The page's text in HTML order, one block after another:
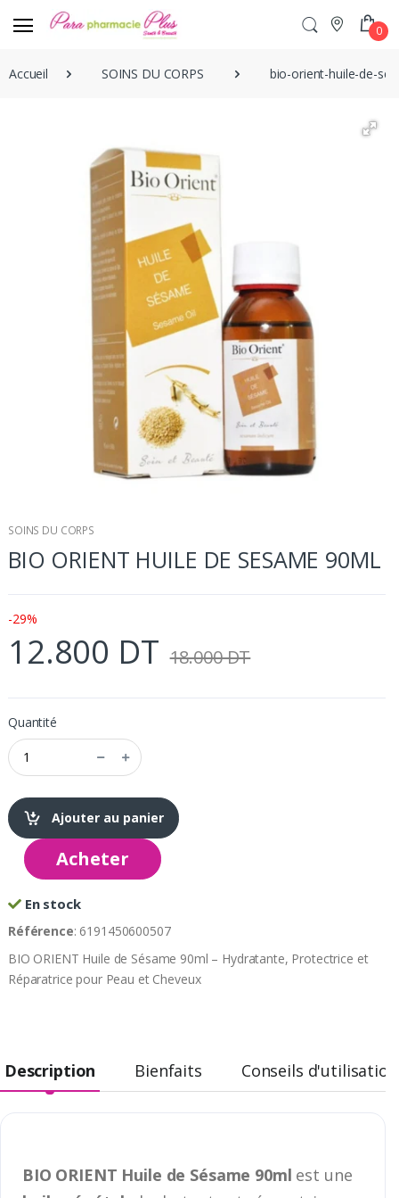
0
Accueil SOINS DU CORPS bio-orient-huile-de-
SOINS DU CORPS
BIO ORIENT HUILE DE SESAME 90ML
-29%
12.800 DT 18.000 DT
Quantité
Ajouter au panier
Acheter
En stock
Référence: 6191450600507
BIO ORIENT Huile de Sésame 90ml – Hydratante, Protectrice et
Réparatrice pour Peau et Cheveux
Description Bienfaits Conseils d'utilisation
BIO ORIENT Huile de Sésame 90ml est une